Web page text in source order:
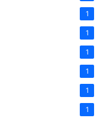
1
1
1
1
1
1